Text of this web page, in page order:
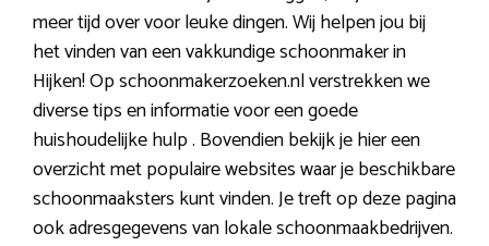
meer tijd over voor leuke dingen. Wij helpen jou bij
het vinden van een vakkundige schoonmaker in
Hijken! Op schoonmakerzoeken.nl verstrekken we
diverse tips en informatie voor een goede
huishoudelijke hulp . Bovendien bekijk je hier een
overzicht met populaire websites waar je beschikbare
schoonmaaksters kunt vinden. Je treft op deze pagina
ook adresgegevens van lokale schoonmaakbedrijven.